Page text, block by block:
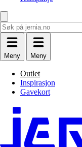
Meny Meny
Outlet
Inspirasjon
Gavekort